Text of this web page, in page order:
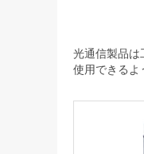
光通信製品
使用できるよ